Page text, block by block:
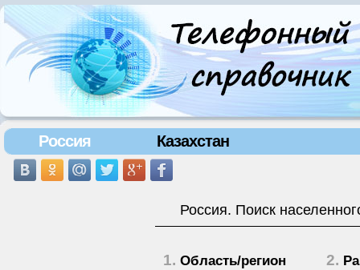
Россия Казахстан
Россия. Поиск
1. Область/регион 2.